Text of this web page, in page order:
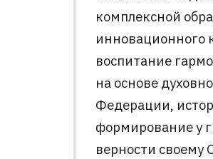
комплексной
инновационного
воспитание
на основе
Федерации,
формирование у
верности своему